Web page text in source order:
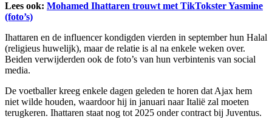
Lees ook: Mohamed Ihattaren trouwt met TikTokster Yasmine
(foto’s)
Ihattaren en de influencer kondigden vierden in september hun Halal
(religieus huwelijk), maar de relatie is al na enkele weken over.
Beiden verwijderden ook de foto’s van hun verbintenis van social
media.
De voetballer kreeg enkele dagen geleden te horen dat Ajax hem
niet wilde houden, waardoor hij in januari naar Italië zal moeten
terugkeren. Ihattaren staat nog tot 2025 onder contract bij Juventus.